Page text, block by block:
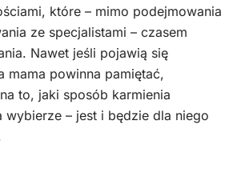
które – mimo podejmowania
ze specjalistami – czasem
Nawet jeśli pojawią się
mama powinna pamiętać,
to, jaki sposób karmienia
wybierze – jest i będzie dla niego